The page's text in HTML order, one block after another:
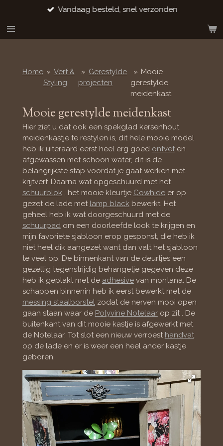
naar
Vandaag besteld, snel verzonden
Home » Verf &
Styling
» Gerestylde
projecten
» Mooie
gerestylde
meidenkast
Mooie gerestylde meidenkast
Hier ziet u dat ook een spekglad kersenhout
meidenkastje te restylen is, dit hele mooie model
heb ik uiteraard eerst heel erg goed ontveten
afgewassen met schoon water, dit is de
belangrijkste stap voordat je gaat werken met
krijtverf. Daarna wat opgeschuurd met het
schuurblok, het mooie kleurtje Cowhideer op
gezet de lade met lamp blackbewerkt. Het
geheel heb ik wat doorgeschuurd met de
schuurpadom een doorleefde look te krijgen en
mijn favoriete sjabloon erop gesponst, die heb ik
niet heel dik aangezet want dan valt het sjabloon
te veel op. De binnenkant van de deurtjes een
gezellig tegenstrijdig behangetje gegeven deze
heb ik geplakt met de adhesivevan montana. De
schappen binnenin heb ik eerst bewerkt met de
messing staalborstelzodat de nerven mooi open
gaan staan waar de Polyvine Notelaarop zit . De
buitenkant van dit mooie kastje is afgewerkt met
de Notelaar. Tot slot een nieuw verroest handvat
op de lade en er is weer een heel ander kastje
geboren.